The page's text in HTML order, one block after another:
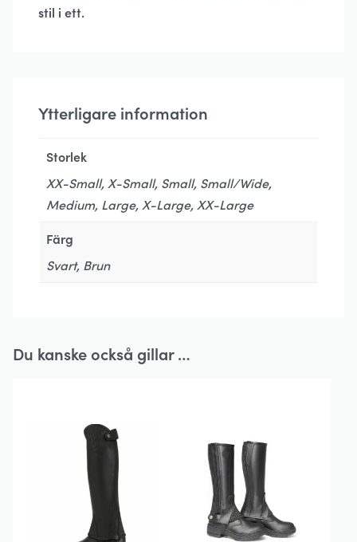
stil i ett.
Ytterligare information
Storlek
XX-Small, X-Small, Small, Small/Wide,
Medium, Large, X-Large, XX-Large
Färg
Svart, Brun
Du kanske också gillar …